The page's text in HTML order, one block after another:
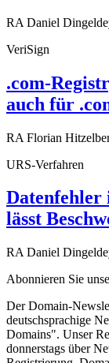
RA Daniel
VeriSign
.com-
auch für
RA Florian
URS-Verfahren
Datenfehler
lässt
RA Daniel
Abonnieren Sie
Der Domain-
deutschsprachige
Domains". Unser
donnerstags über